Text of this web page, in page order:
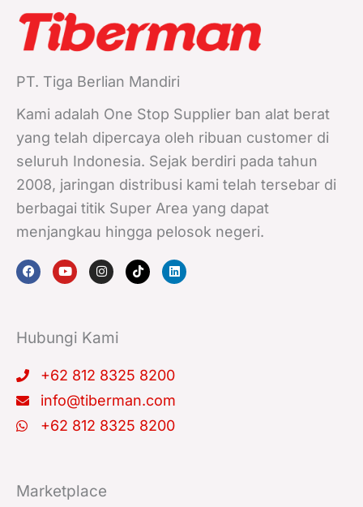
PT. Tiga Berlian Mandiri
Kami adalah One Stop Supplier ban alat berat
yang telah dipercaya oleh ribuan customer di
seluruh Indonesia. Sejak berdiri pada tahun
2008, jaringan distribusi kami telah tersebar di
berbagai titik Super Area yang dapat
menjangkau hingga pelosok negeri.
a
c
e
k
o
u
t
n
s
t
a
m
i
k
t
i
n
k
Hubungi Kami
+62 812 8325 8200
info@tiberman.com
+62 812 8325 8200
Marketplace